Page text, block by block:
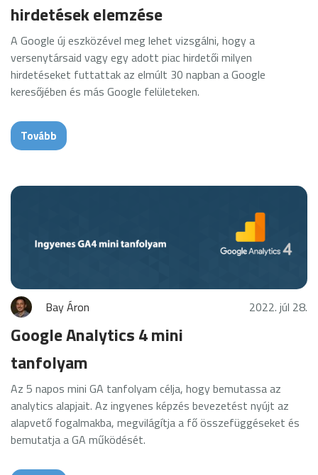
hirdetések elemzése
A Google új eszközével meg lehet vizsgálni, hogy a
versenytársaid vagy egy adott piac hirdetői milyen
hirdetéseket futtattak az elmúlt 30 napban a Google
keresőjében és más Google felületeken.
Tovább
Bay Áron 2022. júl 28.
Google Analytics 4 mini
tanfolyam
Az 5 napos mini GA tanfolyam célja, hogy bemutassa az
analytics alapjait. Az ingyenes képzés bevezetést nyújt az
alapvető fogalmakba, megvilágítja a fő összefüggéseket és
bemutatja a GA működését.